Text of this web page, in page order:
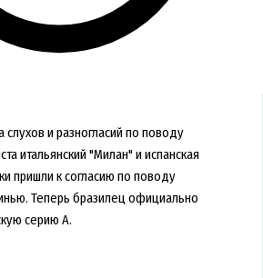
и разногласий по поводу
итальянский "Милан" и испанская
пришли к согласию по поводу
Теперь бразилец официально
серию А.